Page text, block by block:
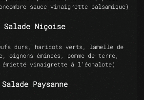
sauce vinaigrette balsamique)
Salade Niçoise
durs, haricots verts, lamelle de
oignons émincés, pomme de terre,
émietté vinaigrette à l'échalote)
Salade Paysanne